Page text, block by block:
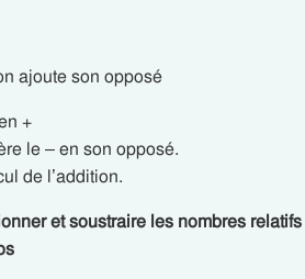
ajoute son opposé
+
le – en son opposé.
de l’addition.
et soustraire les nombres